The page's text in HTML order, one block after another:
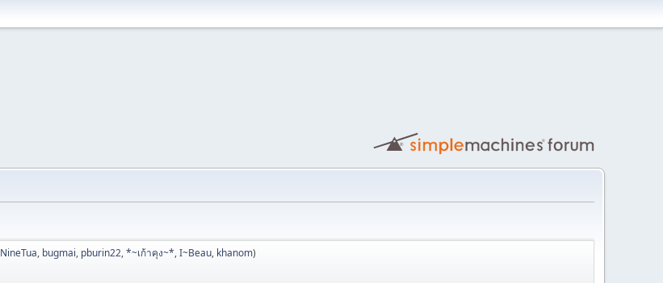
NineTua, bugmai, pburin22,*~เก้าคุง~*,I~Beau, khanom)